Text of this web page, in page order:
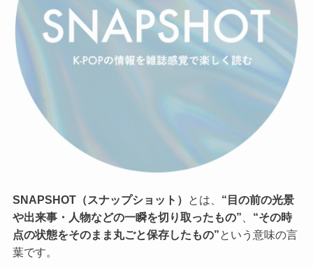
SNAPSHOT（スナップショット） とは、 “目の前の光景
や出来事・人物などの一瞬を切り取ったもの”
“その時
点の状態をそのまま丸ごと保存したもの”という意味の言
葉です。